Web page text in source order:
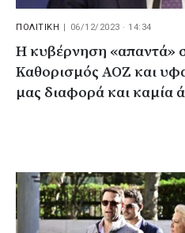
ΠΟΛΙΤΙΚΗ 06/12/2023 · 14:34
Η κυβέρνηση «απαντά»
Καθορισμός ΑΟΖ και
μας διαφορά και καμία